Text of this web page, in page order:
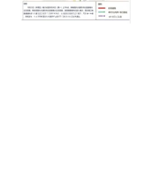
海口市龙昆南立交匝道工程将